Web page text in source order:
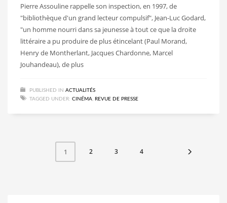
Pierre Assouline rappelle son inspection, en 1997, de
"bibliothèque d'un grand lecteur compulsif", Jean-Luc Godard,
"un homme nourri dans sa jeunesse à tout ce que la droite
littéraire a pu produire de plus étincelant (Paul Morand,
Henry de Montherlant, Jacques Chardonne, Marcel
Jouhandeau), de plus
PUBLISHED IN ACTUALITÉS
TAGGED UNDER: CINÉMA REVUE DE PRESSE
1 2 3 4